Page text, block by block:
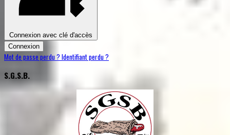
Connexion avec clé d'accès
Connexion
Mot de passe perdu ? Identifiant perdu ?
S.G.S.B.